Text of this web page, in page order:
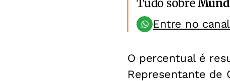
Tudo sobre
Entre no
O percentual é
Representante de